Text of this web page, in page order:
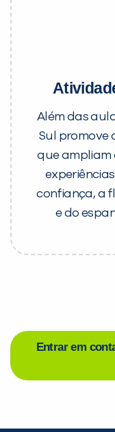
Além das
Sul promove
que ampliam
confiança, a
e do
Entrar em